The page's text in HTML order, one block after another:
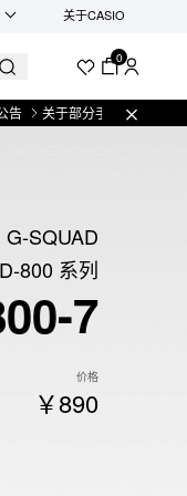
关于CASIO
0
部分手表产品实施【一物一
G-SQUAD
800 系列
7
价格
￥890